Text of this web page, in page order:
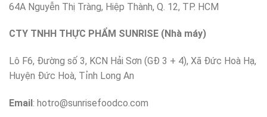
64A Nguyễn Thị Tràng, Hiệp Thành, Q. 12, TP. HCM
CTY TNHH THỰC PHẨM SUNRISE (Nhà máy)
Lô F6, Đường số 3, KCN Hải Sơn (GĐ 3 + 4), Xã Đức Hoà Hạ,
Huyện Đức Hoà, Tỉnh Long An
Email: hotro@sunrisefoodco.com